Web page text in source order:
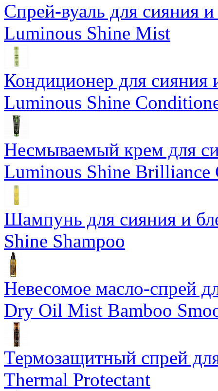
Спрей-вуаль для сияния
Luminous Shine Mist
Кондиционер для сияния
Luminous Shine
Несмываемый крем для
Luminous Shine Brilliance
Шампунь для сияния и
Shine Shampoo
Невесомое масло-спрей
Dry Oil Mist Bamboo
Термозащитный спрей
Thermal Protectant